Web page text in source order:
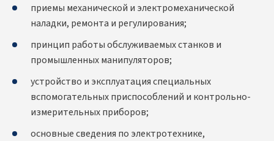
приемы механической и электромеханической
наладки, ремонта и регулирования;
принцип работы обслуживаемых станков и
промышленных манипуляторов;
устройство и эксплуатация специальных
вспомогательных приспособлений и контрольно-
измерительных приборов;
основные сведения по электротехнике,